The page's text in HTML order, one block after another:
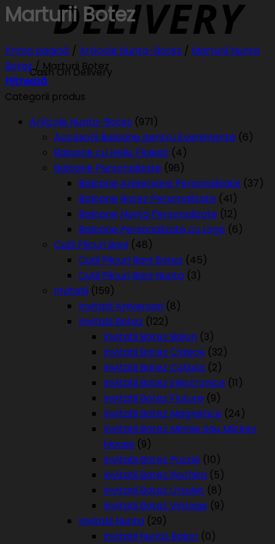
Cash On Delivery
Marturii Botez
Prima pagină / Articole Nunta-Botez / Marturii Nunta
Botez/ Marturii Botez
Filtrează
Categorii produs
Articole Nunta-Botez (971)
Accesorii Baloane pentru Evenimente (6)
Baloane cu Heliu Ploiesti (4)
Baloane Personalizate (96)
Baloane Aniversare Personalizate (37)
Baloane Botez Personalizate (41)
Baloane Nunta Personalizate (12)
Baloane Personalizate cu Logo (6)
Cutii Plicuri Bani (48)
Cutii Plicuri Bani Botez (45)
Cutii Plicuri Bani Nunta (3)
Invitatii (159)
Invitatii Aniversari (8)
Invitatii Botez (122)
Invitatii Botez Balon (3)
Invitatii Botez Clasice (32)
Invitatii Botez Cutiuta (2)
Invitatii Botez Electronice (11)
Invitatii Botez Fluture (9)
Invitatii Botez Magnetice (24)
Invitatii Botez Minnie Sau Mickey
Mouse (9)
Invitatii Botez Puzzle (10)
Invitatii Botez Rochita (5)
Invitatii Botez Ursulet (8)
Invitatii Botez Vintage (9)
Invitatii Nunta (29)
Invitatii Nunta Balon (0)